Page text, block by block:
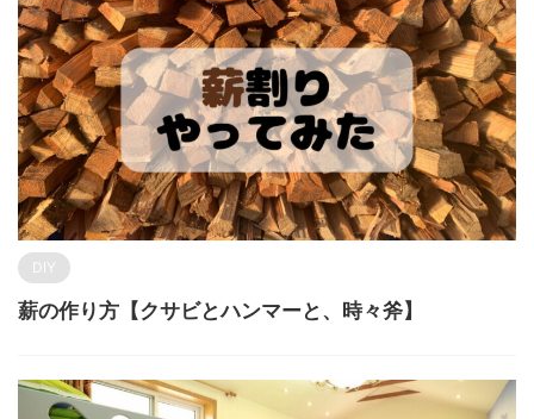
DIY
薪の作り方【クサビとハンマーと、時々斧】